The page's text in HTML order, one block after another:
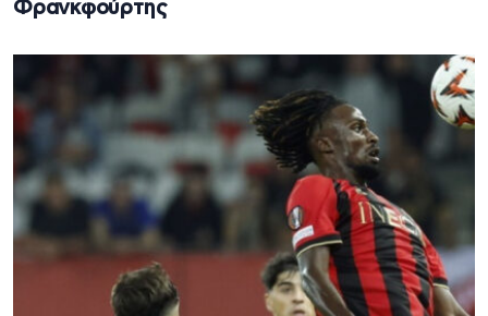
Φρανκφούρτης